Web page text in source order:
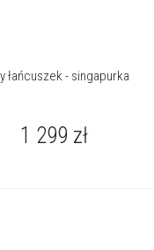
łańcuszek - singapurka
1 299 zł